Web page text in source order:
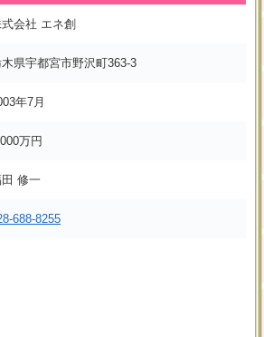
会社 エネ創
県宇都宮市野沢町363-3
年7月
万円
修一
688-8255